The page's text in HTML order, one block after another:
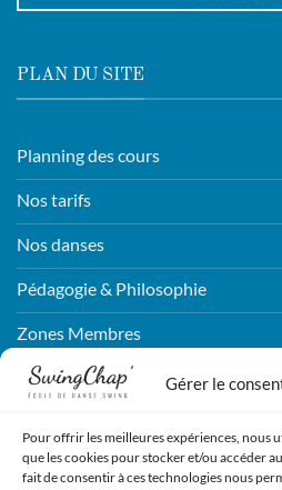
Gérer le
Pour offrir les meilleures expériences, nous
que les cookies pour stocker et/ou accéder
fait de consentir à ces technologies nous
PLAN DU SITE
Planning des cours
Nos tarifs
Nos danses
Pédagogie & Philosophie
Zones Membres
Connexion
CONTACTEZ-NOUS !